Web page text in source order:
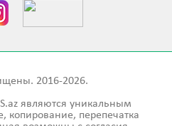
2016-2026.
являются уникальным
копирование, перепечатка